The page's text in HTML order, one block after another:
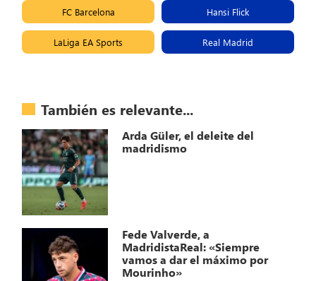
FC Barcelona Hansi Flick
LaLiga EA Sports Real Madrid
También es relevante...
Arda Güler, el deleite del
madridismo
Fede Valverde, a
MadridistaReal: «Siempre
vamos a dar el máximo por
Mourinho»